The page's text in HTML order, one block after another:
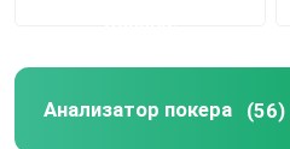
Анализатор покера (56)